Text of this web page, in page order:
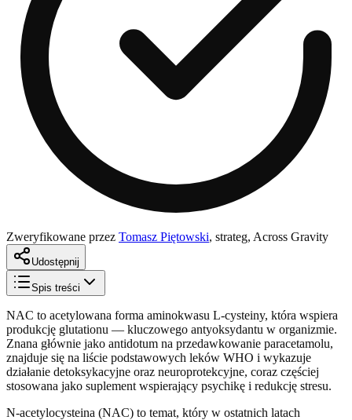
Zweryfikowane przez Tomasz Piętowski, strateg, Across Gravity
Udostępnij
Spis treści
NAC to acetylowana forma aminokwasu L-cysteiny, która wspiera
produkcję glutationu — kluczowego antyoksydantu w organizmie.
Znana głównie jako antidotum na przedawkowanie paracetamolu,
znajduje się na liście podstawowych leków WHO i wykazuje
działanie detoksykacyjne oraz neuroprotekcyjne, coraz częściej
stosowana jako suplement wspierający psychikę i redukcję stresu.
N-acetylocysteina (NAC) to temat, który w ostatnich latach